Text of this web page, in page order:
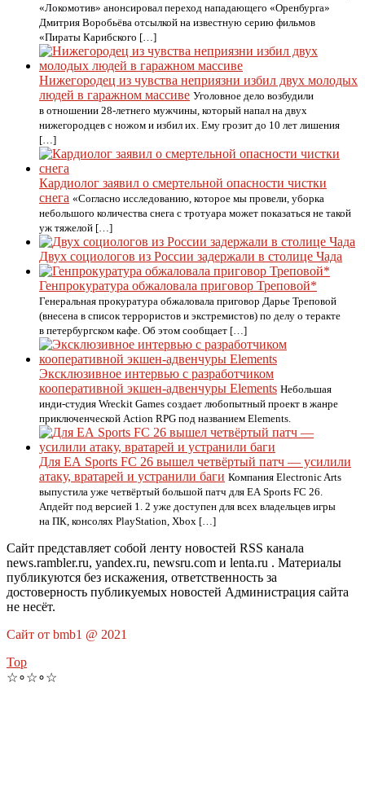
«Локомотив» анонсировал переход нападающего «Оренбурга»
Дмитрия Воробьёва отсылкой на известную серию фильмов
«Пираты Карибского […]
Нижегородец из чувства неприязни избил двух молодых
людей в гаражном массиве Уголовное дело возбудили
в отношении 28-летнего мужчины, который напал на двух
нижегородцев с ножом и избил их. Ему грозит до 10 лет лишения
[…]
Кардиолог заявил о смертельной опасности чистки
снега «Согласно исследованию, которое мы провели, уборка
небольшого количества снега с тротуара может показаться не такой
уж тяжелой […]
Двух социологов из России задержали в столице Чада
Генпрокуратура обжаловала приговор Треповой*
Генеральная прокуратура обжаловала приговор Дарье Треповой
(внесена в список террористов и экстремистов) по делу о теракте
в петербургском кафе. Об этом сообщает […]
Эксклюзивное интервью с разработчиком
кооперативной экшен-адвенчуры Elements Небольшая
инди-студия Wreckit Games создает любопытный проект в жанре
приключенческой Action RPG под названием Elements.
Для EA Sports FC 26 вышел четвёртый патч — усилили
атаку, вратарей и устранили баги Компания Electronic Arts
выпустила уже четвёртый большой патч для EA Sports FC 26.
Апдейт под версией 1. 2 уже доступен для всех владельцев игры
на ПК, консолях PlayStation, Xbox […]
Сайт представляет собой ленту новостей RSS канала
news.rambler.ru, yandex.ru, newsru.com и lenta.ru . Материалы
публикуются без искажения, ответственность за
достоверность публикуемых новостей Администрация сайта
не несёт.
Сайт от bmb1 @ 2021
Top
☆∘☆∘☆